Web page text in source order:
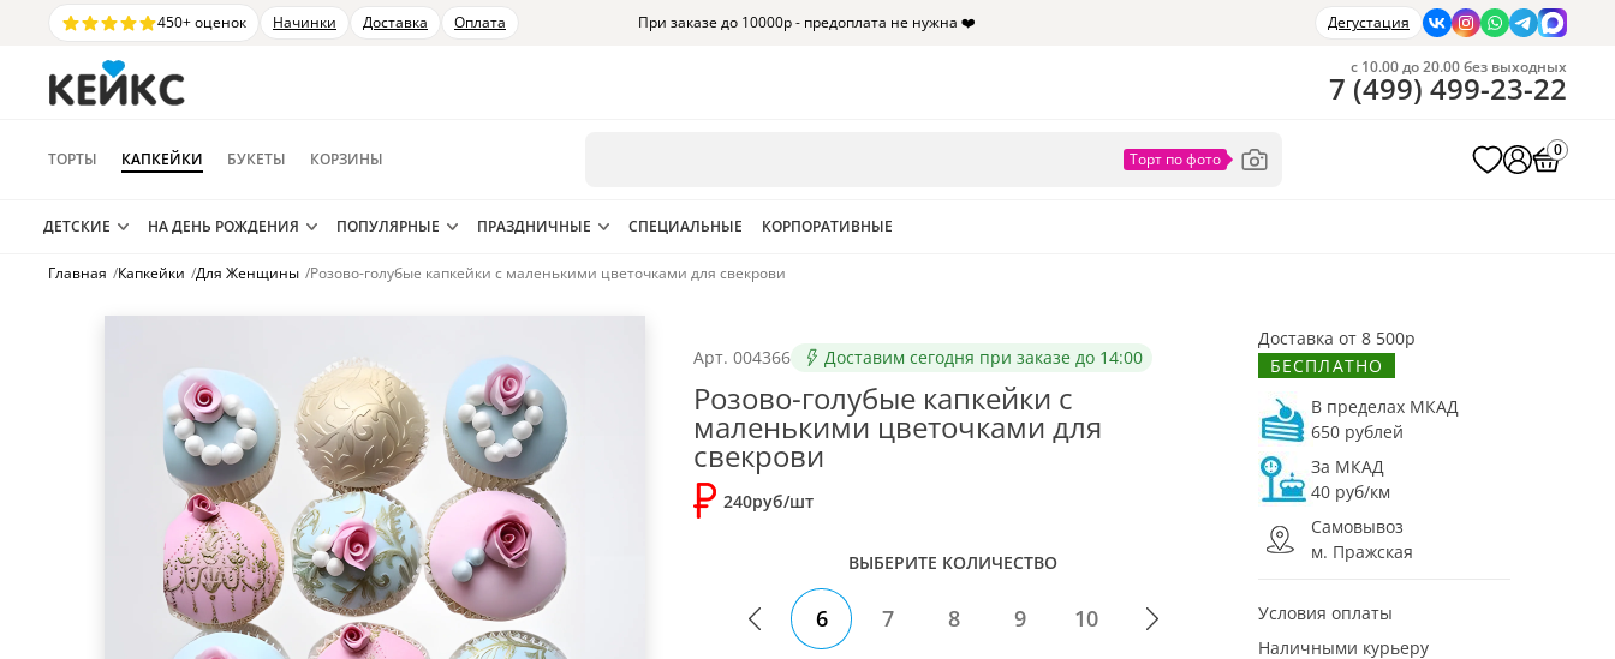
450+ оценок Начинки Доставка Оплата При заказе до 10000р - предоплата не нужна ❤️ Дегустация
ТОРТЫ КАПКЕЙКИ БУКЕТЫ КОРЗИНЫ
с 10.00 до 20.00 без выходных
7 (499) 499-23-22
0
ДЕТСКИЕ НА ДЕНЬ РОЖДЕНИЯ ПОПУЛЯРНЫЕ ПРАЗДНИЧНЫЕ СПЕЦИАЛЬНЫЕ КОРПОРАТИВНЫЕ
Главная /Капкейки /Для Женщины /Розово-голубые капкейки с маленькими цветочками для свекрови
Арт. 004366 Доставим сегодня при заказе до 14:00
Розово-голубые капкейки с
маленькими цветочками для
свекрови
240руб/шт
ВЫБЕРИТЕ КОЛИЧЕСТВО
6 7 8 9 10
Доставка от 8 500р
БЕСПЛАТНО
В пределах МКАД
650 рублей
За МКАД
40 руб/км
Самовывоз
м. Пражская
Условия оплаты
Наличными курьеру